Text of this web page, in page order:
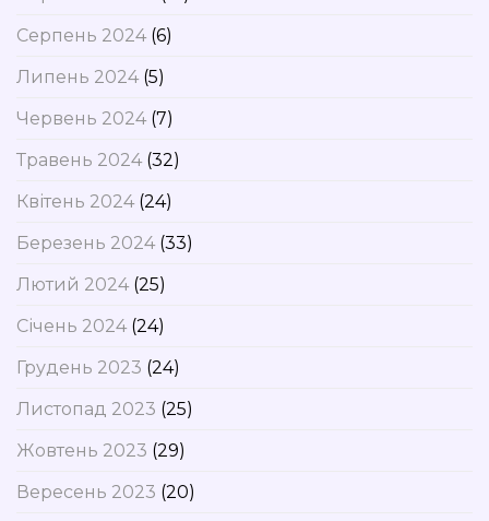
Серпень 2024(6)
Липень 2024(5)
Червень 2024(7)
Травень 2024(32)
Квітень 2024(24)
Березень 2024(33)
Лютий 2024(25)
Січень 2024(24)
Грудень 2023 (24)
Листопад 2023 (25)
Жовтень 2023 (29)
Вересень 2023 (20)